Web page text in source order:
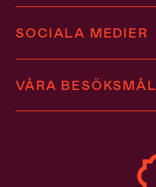
SOCIALA MEDIER
VÅRA BESÖKSMÅL